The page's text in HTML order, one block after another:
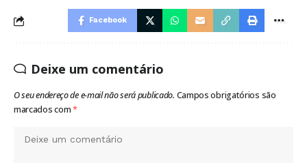
Facebook
Deixe um comentário
O seu endereço de e-mail não será publicado. Campos obrigatórios são
marcados com*